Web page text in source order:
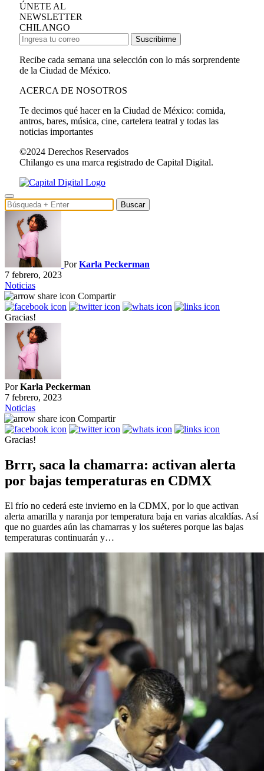
ÚNETE AL
NEWSLETTER
CHILANGO
Suscribirme
Recibe cada semana una selección con lo más sorprendente
de la Ciudad de México.
ACERCA DE NOSOTROS
Te decimos qué hacer en la Ciudad de México: comida,
antros, bares, música, cine, cartelera teatral y todas las
noticias importantes
©2024 Derechos Reservados
Chilango es una marca registrado de Capital Digital.
Buscar
PorKarla Peckerman
7 febrero, 2023
Noticias
Compartir
Gracias!
PorKarla Peckerman
7 febrero, 2023
Noticias
Compartir
Gracias!
Brrr, saca la chamarra: activan alerta
por bajas temperaturas en CDMX
El frío no cederá este invierno en la CDMX, por lo que activan
alerta amarilla y naranja por temperatura baja en varias alcaldías. Así
que no guardes aún las chamarras y los suéteres porque las bajas
temperaturas continuarán y…